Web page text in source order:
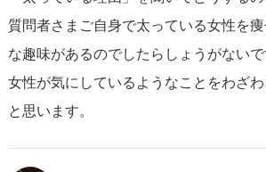
りをするのではなく、
最初からご自身のタイプの方とやりとり
はないでしょうか。
太っている理由を聞く必要のない方と
質問者さまご自身で太っている女性を
な趣味があるのでしたらしょうがないで
女性が気にしているようなことをわざ
と思います。